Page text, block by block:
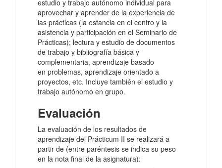
estudio y trabajo autónomo individual para
aprovechar y aprender de la experiencia de
las prácticas (la estancia en el centro y la
asistencia y participación en el Seminario de
Prácticas); lectura y estudio de documentos
de trabajo y bibliografía básica y
complementaria, aprendizaje basado
en problemas, aprendizaje orientado a
proyectos, etc. Incluye también el estudio y
trabajo autónomo en grupo.
Evaluación
La evaluación de los resultados de
aprendizaje del Prácticum II se realizará a
partir de (entre paréntesis se indica su peso
en la nota final de la asignatura):